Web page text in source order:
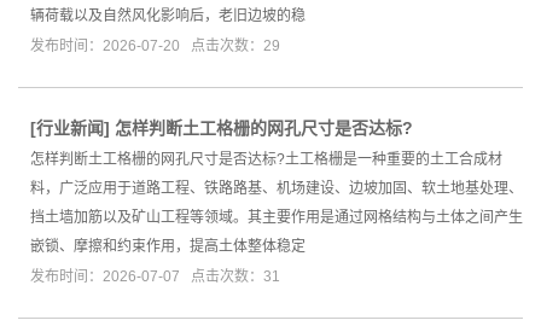
辆荷载以及自然风化影响后，老旧边坡的稳
发布时间：2026-07-20 点击次数：29
[行业新闻] 怎样判断土工格栅的网孔尺寸是否达标?
怎样判断土工格栅的网孔尺寸是否达标?土工格栅是一种重要的土工合成材
料，广泛应用于道路工程、铁路路基、机场建设、边坡加固、软土地基处理、
挡土墙加筋以及矿山工程等领域。其主要作用是通过网格结构与土体之间产生
嵌锁、摩擦和约束作用，提高土体整体稳定
发布时间：2026-07-07 点击次数：31